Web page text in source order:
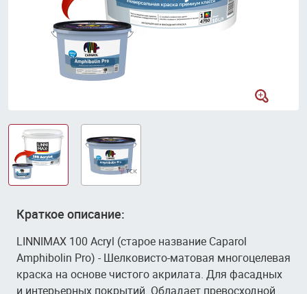
Краткое описание:
LINNIMAX 100 Acryl (старое название Caparol
Amphibolin Pro) - Шелковисто-матовая многоцелевая
краска на основе чистого акрилата. Для фасадных
и интерьерных покрытий. Обладает превосходной